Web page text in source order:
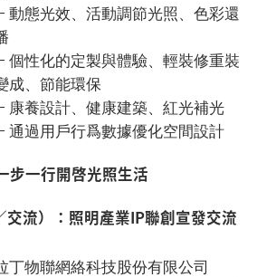
動態光效、活動調節光照、色彩還
個性化的定製與體驗、輕裝修重裝
成、節能環保
康養設計、健康建築、紅光補光
通過用戶行爲數據優化空間設計
步一行開啓光照生活
交流）：照明產業IP聯創宣發交流
丁物聯網絡科技股份有限公司